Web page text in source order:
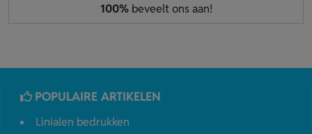
100%beveelt ons aan!
POPULAIRE ARTIKELEN
Linialen bedrukken